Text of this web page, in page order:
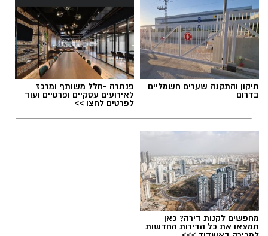
שטחים משותפים, אזורי מפגש ושירותים קהילתיים.
בנוסף, יוקמו שטחי מסחר לאורך רחוב הרצל,
שיתרמו לפעילות העירונית באזור וייצרו חיבור טבעי
יותר בין הקמפוס לבין העיר עצמה.
התוכנית נערכה על ידי משרד יער אדריכלים
רמלה בעתיד
ומתחם עסקים ענק ליד המטרו העתידי. זירת
תיקון והתקנה שערים חשמליים
בדרום
פנתרה -חלל משותף ומרכז
לאירועים עסקיים ופרטיים ועוד
לפרטים לחצו >>
מחפשים לקנות דירה? כאן
תמצאו את כל הדירות החדשות